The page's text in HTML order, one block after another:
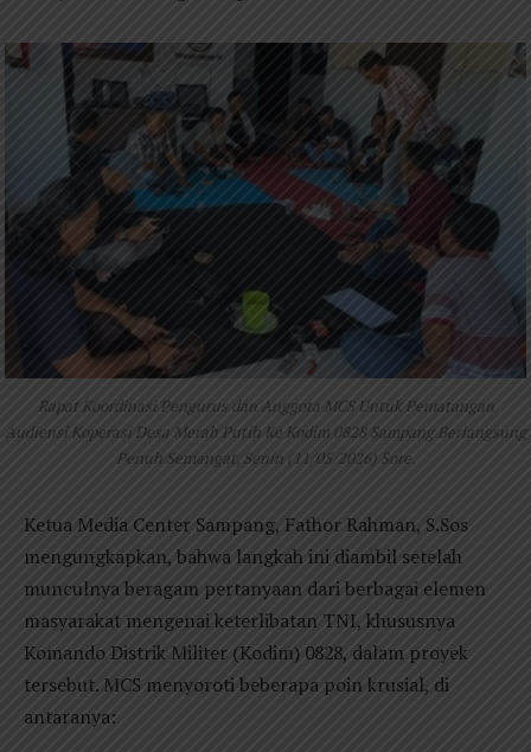
Rapat Koordinasi Pengurus dan Anggota MCS Untuk Pematangan
Audiensi Koperasi Desa Merah Putih Ke Kodim 0828 Sampang Berlangsung
Penuh Semangat, Senin (11/05/2026) Sore.
Ketua Media Center Sampang, Fathor Rahman, S.Sos
mengungkapkan, bahwa langkah ini diambil setelah
munculnya beragam pertanyaan dari berbagai elemen
masyarakat mengenai keterlibatan TNI, khususnya
Komando Distrik Militer (Kodim) 0828, dalam proyek
tersebut. MCS menyoroti beberapa poin krusial, di
antaranya: